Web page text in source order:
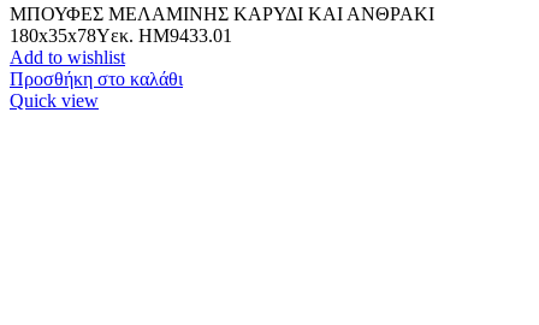
ΜΠΟΥΦΕΣ ΜΕΛΑΜΙΝΗΣ ΚΑΡΥΔΙ ΚΑΙ ΑΝΘΡΑΚΙ
180x35x78Yεκ. HM9433.01
Add to wishlist
Προσθήκη στο καλάθι
Quick view